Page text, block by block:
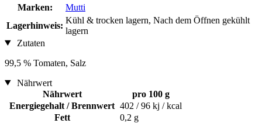
Marken:
Mutti
Lagerhinweis:
Kühl & trocken lagern, Nach dem Öffnen gekühlt
lagern
Zutaten
99,5 % Tomaten, Salz
Nährwert
Nährwert
pro 100 g
Energiegehalt / Brennwert 402 / 96 kj / kcal
Fett
0,2 g